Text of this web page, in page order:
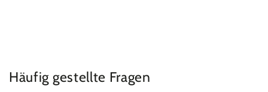
Häufig gestellte Fragen